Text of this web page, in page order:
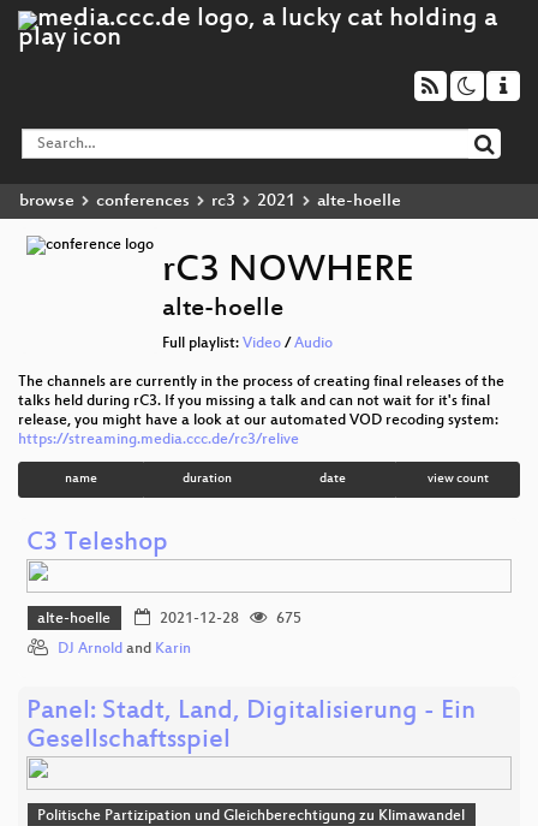
browse conferences rc3 2021 alte-hoelle
rC3 NOWHERE
alte-hoelle
Full playlist: Video / Audio
The channels are currently in the process of creating final releases of the
talks held during rC3. If you missing a talk and can not wait for it's final
release, you might have a look at our automated VOD recoding system:
https://streaming.media.ccc.de/rc3/relive
name duration date view count
C3 Teleshop
alte-hoelle 2021-12-28
675
DJ Arnold and Karin
Panel: Stadt, Land, Digitalisierung - Ein
Gesellschaftsspiel
Politische Partizipation und Gleichberechtigung zu Klimawandel